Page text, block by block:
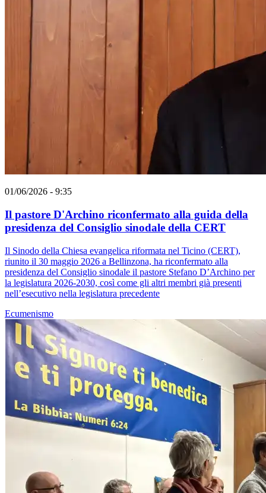
01/06/2026 - 9:35
Il pastore D'Archino riconfermato alla guida della
presidenza del Consiglio sinodale della CERT
Il Sinodo della Chiesa evangelica riformata nel Ticino (CERT),
riunito il 30 maggio 2026 a Bellinzona, ha riconfermato alla
presidenza del Consiglio sinodale il pastore Stefano D’Archino per
la legislatura 2026-2030, così come gli altri membri già presenti
nell’esecutivo nella legislatura precedente
Ecumenismo